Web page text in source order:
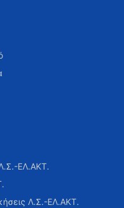
ΕΛ.ΑΚΤ.
Λ.Σ.-ΕΛ.ΑΚΤ.